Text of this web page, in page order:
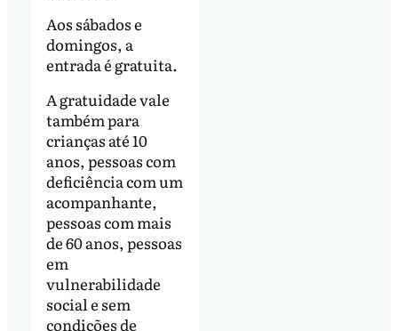
Aos sábados e
domingos, a
entrada é gratuita.
A gratuidade vale
também para
crianças até 10
anos, pessoas com
deficiência com um
acompanhante,
pessoas com mais
de 60 anos, pessoas
em
vulnerabilidade
social e sem
condições de